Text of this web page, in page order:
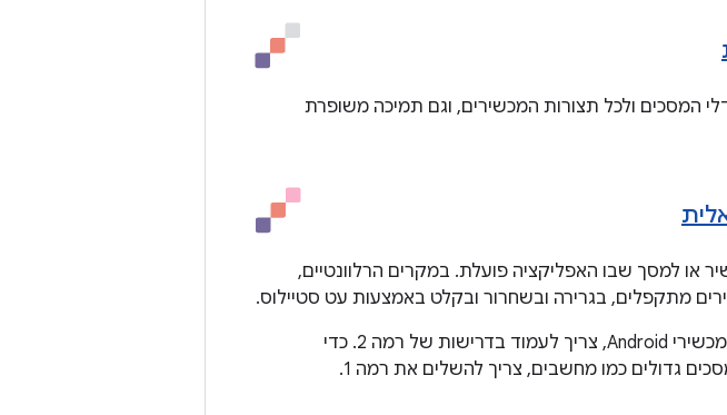
המסכים ולכל תצורות המכשירים, וגם תמיכה משופרת
למסך שבו האפליקציה פועלת. במקרים הרלוונטיים,
מתקפלים, בגרירה ובשחרור ובקלט באמצעות עט סטיילוס.
כדי שהאפליקציה תספק חוויית משתמש מצוינת בכל מכשירי Android, צריך לעמוד בדרישות של רמה 2. כדי
גדולים כמו מחשבים, צריך להשלים את רמה 1.